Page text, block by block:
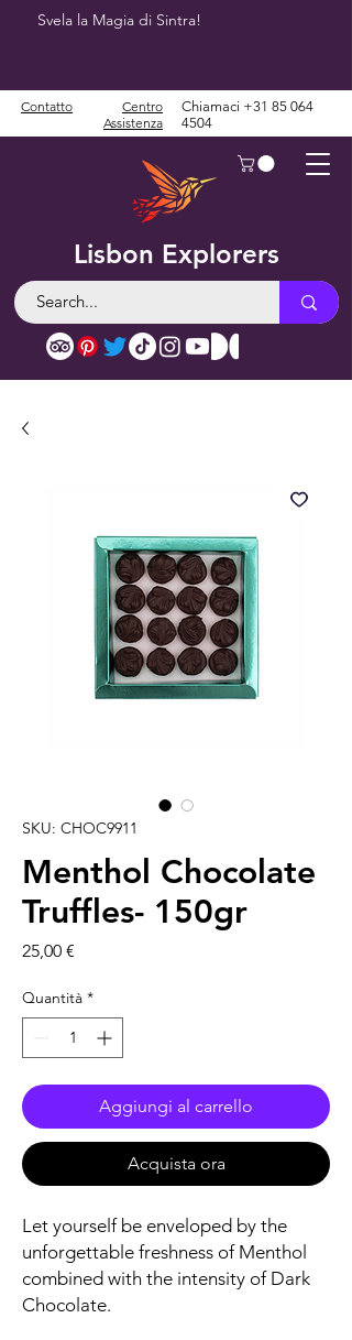
Svela la Magia di Sintra!
Lisbon Explorers
Contatto
Centro
Assistenza
Chiamaci +31 85 064
4504
SKU: CHOC9911
Menthol Chocolate
Truffles- 150gr
25,00 €
Quantità *
Aggiungi al carrello
Acquista ora
Let yourself be enveloped by the
unforgettable freshness of Menthol
combined with the intensity of Dark
Chocolate.